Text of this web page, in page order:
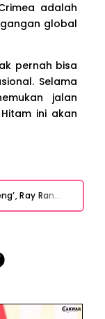
adalah
global
pernah bisa
Selama
jalan
ini akan
Prabowo Sebut ‘Londo Ireng’, Ray Rangkuti Desak DPR Bersikap, Ini Ulasan Politiknya
Baterai Apple Watch Cepat Boros? Ini Penyebab dan Cara Mengatasinya